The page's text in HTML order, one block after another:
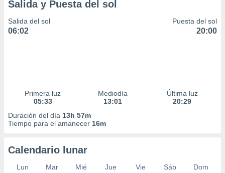
Salida y Puesta del sol
Salida del sol
06:02
Puesta del sol
20:00
Primera luz
05:33
Mediodía
13:01
Última luz
20:29
Duración del día 13h 57m
Tiempo para el amanecer 16m
Calendario lunar
Lun Mar Mié Jue Vie Sáb
Dom